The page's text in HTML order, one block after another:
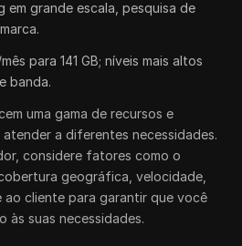
em grande escala, pesquisa de
para 141 GB; níveis mais altos
banda.
uma gama de recursos e
a diferentes necessidades.
considere fatores como o
geográfica, velocidade,
cliente para garantir que você
às suas necessidades.